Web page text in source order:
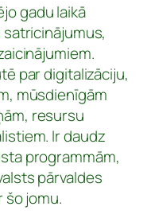
gadu laikā
par digitalizāciju,
mūsdienīgām
resursu
Ir daudz
programmām,
pārvaldes
šo jomu.